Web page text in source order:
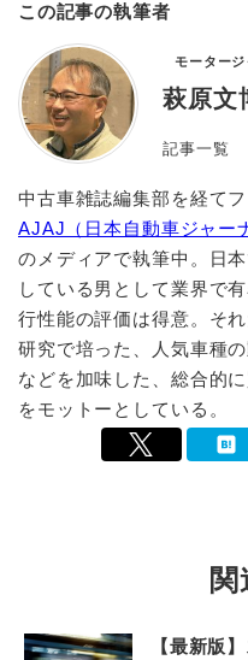
この記事の執筆者
モータージ
萩原文
記事一覧
中古車雑誌編集部を経て
AJAJ（日本自動車ジャー
のメディアで執筆中。日
している男として業界で
行性能の評価は得意。そ
研究で培った、人気車種
などを加味した、総合的
をモットーとしている。
関
【最新版